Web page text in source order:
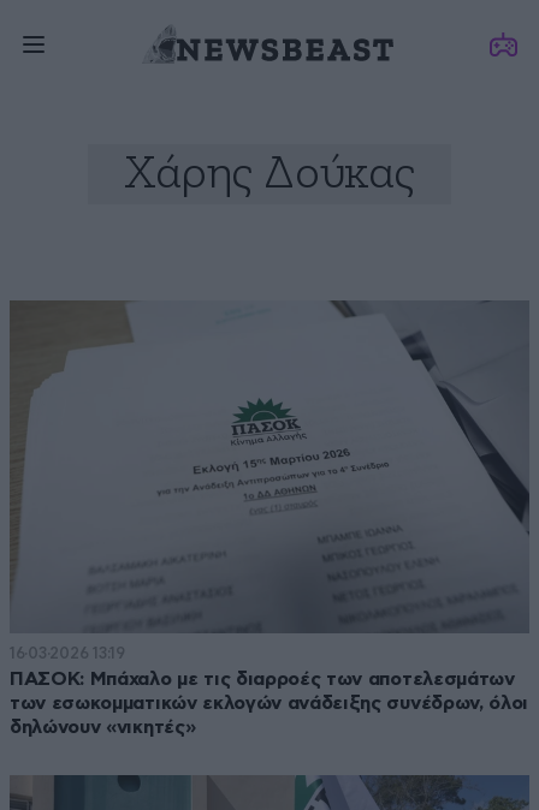
Χάρης Δούκας
16·03·2026 13:19
ΠΑΣΟΚ: Μπάχαλο με τις διαρροές των αποτελεσμάτων
των εσωκομματικών εκλογών ανάδειξης συνέδρων, όλοι
δηλώνουν «νικητές»